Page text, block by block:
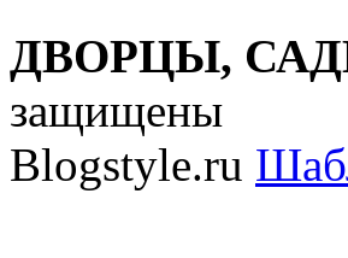
ДВОРЦЫ,
защищены
Blogstyle.ru